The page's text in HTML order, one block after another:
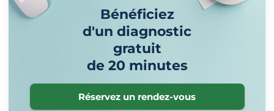
Bénéficiez
d'un diagnostic
gratuit
de 20 minutes
Réservez un rendez-vous